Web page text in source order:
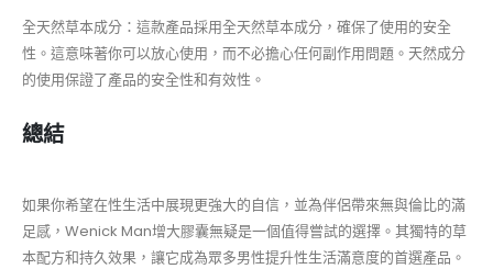
全天然草本成分：這款產品採用全天然草本成分，確保了使用的安全
性。這意味著你可以放心使用，而不必擔心任何副作用問題。天然成分
的使用保證了產品的安全性和有效性。
總結
如果你希望在性生活中展現更強大的自信，並為伴侶帶來無與倫比的滿
足感，Wenick Man增大膠囊無疑是一個值得嘗試的選擇。其獨特的草
本配方和持久效果，讓它成為眾多男性提升性生活滿意度的首選產品。